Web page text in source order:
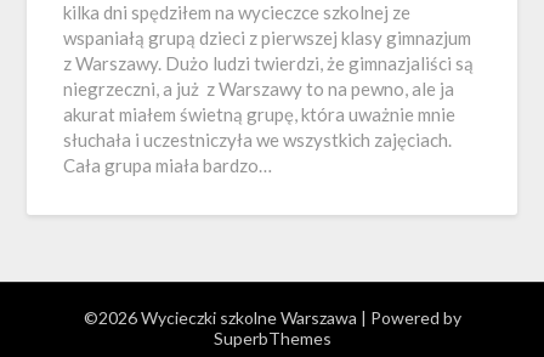
kilka dni spędziłem na wycieczce szkolnej ze
wspaniałą grupą dzieci z pierwszej klasy gimnazjum
z Warszawy. Dużo ludzi twierdzi, że gimnazjaliści są
niegrzeczni, a już z Warszawy to na pewno, ale ja
akurat miałem świetną grupę, która uważnie mnie
słuchała i uczestniczyła we wszystkich zajęciach.
Cała grupa miała bardzo…
©2026 Wycieczki szkolne Warszawa | Powered by
SuperbThemes